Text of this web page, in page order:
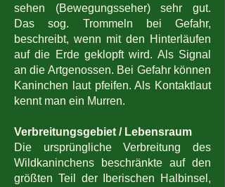
sehen (Bewegungsseher) sehr gut.
Das sog. Trommeln bei Gefahr,
beschreibt, wenn mit den Hinterläufen
auf die Erde geklopft wird. Als Signal
an die Artgenossen. Bei Gefahr können
Kaninchen laut pfeifen. Als Kontaktlaut
kennt man ein Murren.
Verbreitungsgebiet / Lebensraum
Die ursprüngliche Verbreitung des
Wildkaninchens beschränkte auf den
größten Teil der Iberischen Halbinsel,